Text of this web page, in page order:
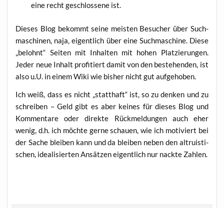
eine recht geschlos­se­ne ist.
Die­ses Blog bekommt sei­ne meis­ten Besu­cher über Such­
ma­schi­nen, naja, eigent­lich über eine Such­ma­schi­ne. Die­se
„belohnt“ Sei­ten mit Inhal­ten mit hohen Plat­zie­run­gen.
Jeder neue Inhalt pro­fi­tiert damit von den bestehen­den, ist
also u.U. in einem Wiki wie bis­her nicht gut aufgehoben.
Ich weiß, dass es nicht „statt­haft“ ist, so zu den­ken und zu
schrei­ben – Geld gibt es aber kei­nes für die­ses Blog und
Kom­men­ta­re oder direk­te Rück­mel­dun­gen auch eher
wenig, d.h. ich möch­te ger­ne schau­en, wie ich moti­viert bei
der Sache blei­ben kann und da blei­ben neben den altru­is­ti­
schen, idea­li­sier­ten Ansät­zen eigent­lich nur nack­te Zahlen.